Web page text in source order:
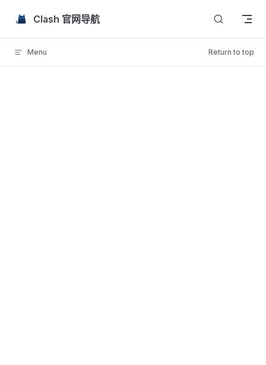
Skip to content
Clash 官网导航
Menu Return to top